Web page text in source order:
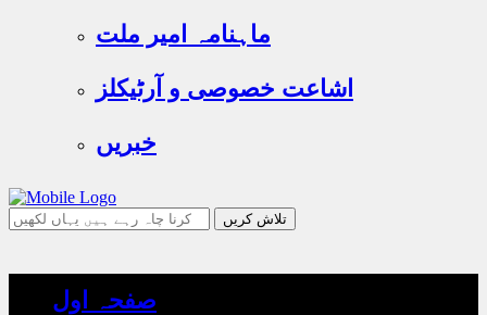
ماہنامہ امیر ملت
اشاعت خصوصی و آرٹیکلز
خبریں
جو
چاہ
صفحہ اول